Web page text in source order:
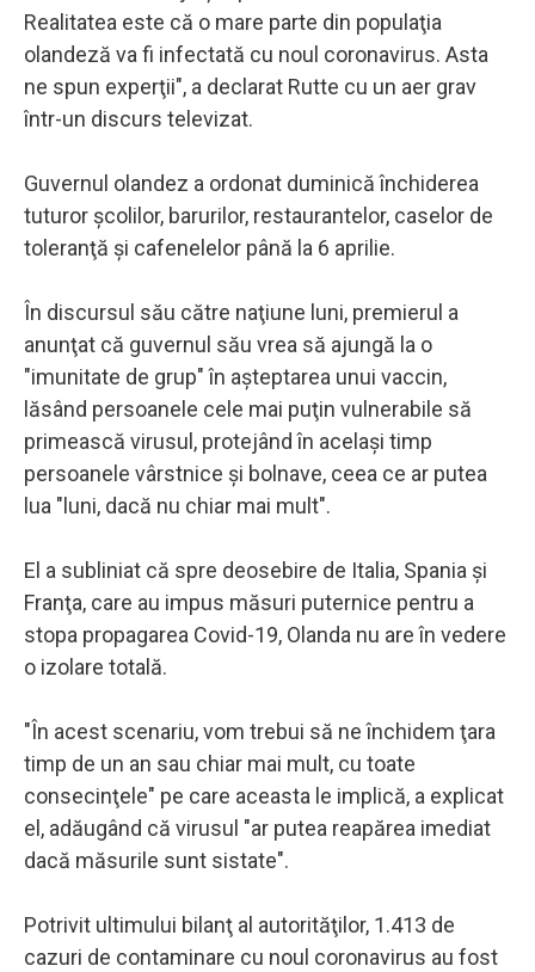
Realitatea este că o mare parte din populaţia
olandeză va fi infectată cu noul coronavirus. Asta
ne spun experţii", a declarat Rutte cu un aer grav
într-un discurs televizat.
Guvernul olandez a ordonat duminică închiderea
tuturor şcolilor, barurilor, restaurantelor, caselor de
toleranţă şi cafenelelor până la 6 aprilie.
În discursul său către naţiune luni, premierul a
anunţat că guvernul său vrea să ajungă la o
"imunitate de grup" în aşteptarea unui vaccin,
lăsând persoanele cele mai puţin vulnerabile să
primească virusul, protejând în acelaşi timp
persoanele vârstnice şi bolnave, ceea ce ar putea
lua "luni, dacă nu chiar mai mult".
El a subliniat că spre deosebire de Italia, Spania şi
Franţa, care au impus măsuri puternice pentru a
stopa propagarea Covid-19, Olanda nu are în vedere
o izolare totală.
"În acest scenariu, vom trebui să ne închidem ţara
timp de un an sau chiar mai mult, cu toate
consecinţele" pe care aceasta le implică, a explicat
el, adăugând că virusul "ar putea reapărea imediat
dacă măsurile sunt sistate".
Potrivit ultimului bilanţ al autorităţilor, 1.413 de
cazuri de contaminare cu noul coronavirus au fost